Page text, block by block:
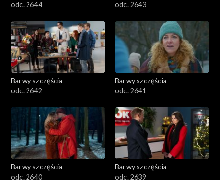
odc. 2644
odc. 2643
Barwy szczęścia
odc. 2642
Barwy szczęścia
odc. 2641
Barwy szczęścia
odc. 2640
Barwy szczęścia
odc. 2639